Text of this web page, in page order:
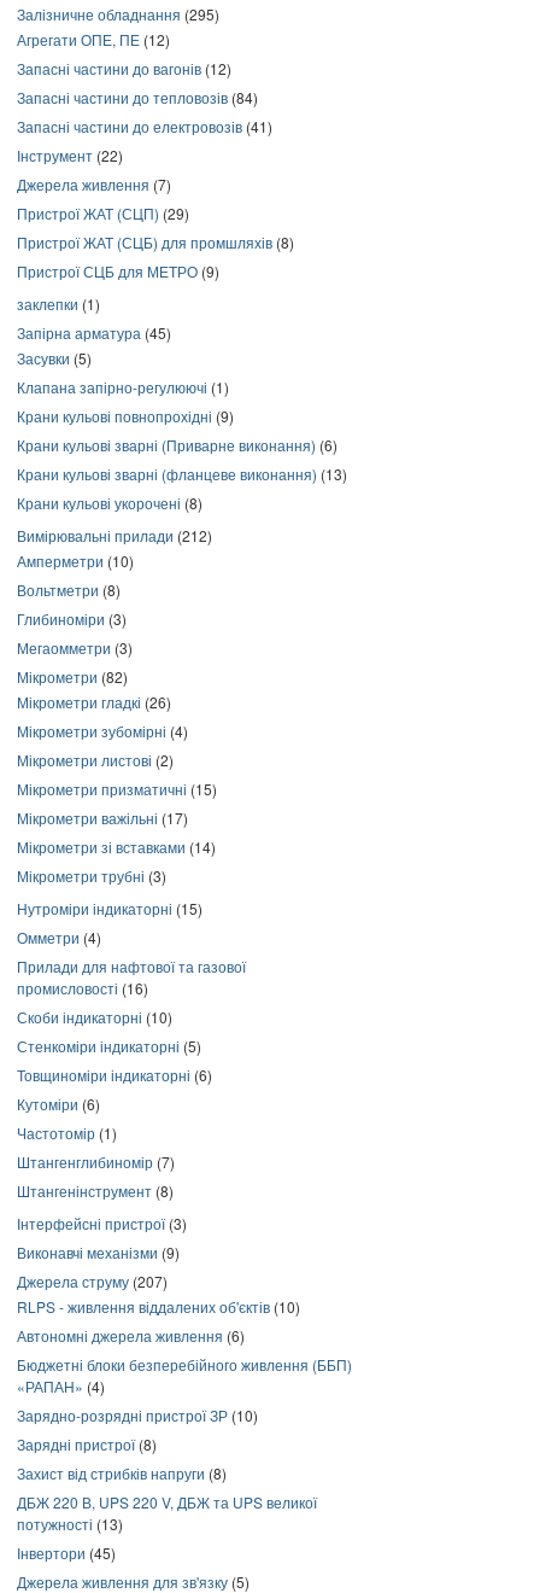
Залізничне обладнання (295)
Агрегати ОПЕ, ПЕ (12)
Запасні частини до вагонів (12)
Запасні частини до тепловозів (84)
Запасні частини до електровозів (41)
Інструмент (22)
Джерела живлення (7)
Пристрої ЖАТ (СЦП) (29)
Пристрої ЖАТ (СЦБ) для промшляхів (8)
Пристрої СЦБ для МЕТРО (9)
заклепки (1)
Запірна арматура (45)
Засувки (5)
Клапана запірно-регулюючі (1)
Крани кульові повнопрохідні (9)
Крани кульові зварні (Приварне виконання) (6)
Крани кульові зварні (фланцеве виконання) (13)
Крани кульові укорочені (8)
Вимірювальні прилади (212)
Амперметри (10)
Вольтметри (8)
Глибиноміри (3)
Мегаомметри (3)
Мікрометри (82)
Мікрометри гладкі (26)
Мікрометри зубомірні (4)
Мікрометри листові (2)
Мікрометри призматичні (15)
Мікрометри важільні (17)
Мікрометри зі вставками (14)
Мікрометри трубні (3)
Нутроміри індикаторні (15)
Омметри (4)
Прилади для нафтової та газової
промисловості (16)
Скоби індикаторні (10)
Стенкоміри індикаторні (5)
Товщиноміри індикаторні (6)
Кутоміри (6)
Частотомір (1)
Штангенглибиномір (7)
Штангенінструмент (8)
Інтерфейсні пристрої(3)
Виконавчі механізми (9)
Джерела струму (207)
RLPS - живлення віддалених об'єктів (10)
Автономні джерела живлення (6)
Бюджетні блоки безперебійного живлення (ББП)
«РАПАН» (4)
Зарядно-розрядні пристрої ЗР (10)
Зарядні пристрої(8)
Захист від стрибків напруги (8)
ДБЖ 220 В, UPS 220 V, ДБЖ та UPS великої
потужності (13)
Інвертори (45)
Джерела живлення для зв'язку (5)